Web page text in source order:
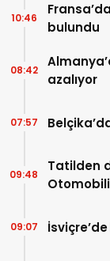
bulundu
10:46
azalıyor
08:42
07:57
Tatilden
09:48
09:07